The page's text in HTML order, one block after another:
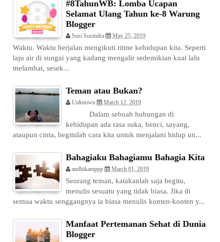
#8TahunWB: Lomba Ucapan
Selamat Ulang Tahun ke-8 Warung
Blogger
Susi Susindra May 25, 2019
Waktu. Waktu berjalan mengikuti ritme kehidupan kita. Seperti
laju air di sungai yang kadang mengalir sedemikian kuat lalu
melambat, sesek...
Teman atau Bukan?
Unknown March 12, 2019
Dalam sebuah hubungan di
kehidupan ada rasa suka, benci, sayang,
ataupun cinta, begitulah cara kita untuk menjalani hidup un...
Bahagiaku Bahagiamu Bahagia Kita
andhikamppp March 01, 2019
Seorang teman, katakanlah saja begitu,
menulis sesuatu yang tidak biasa. Jika di
semua waktu senggangnya ia biasa menulis konten-konten y...
Manfaat Pertemanan Sehat di Dunia
Blogger